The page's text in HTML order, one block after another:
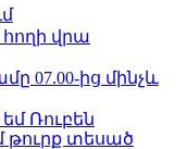
վրա
07.00-ից մինչև
Ռուբեն
թուրք տեսած